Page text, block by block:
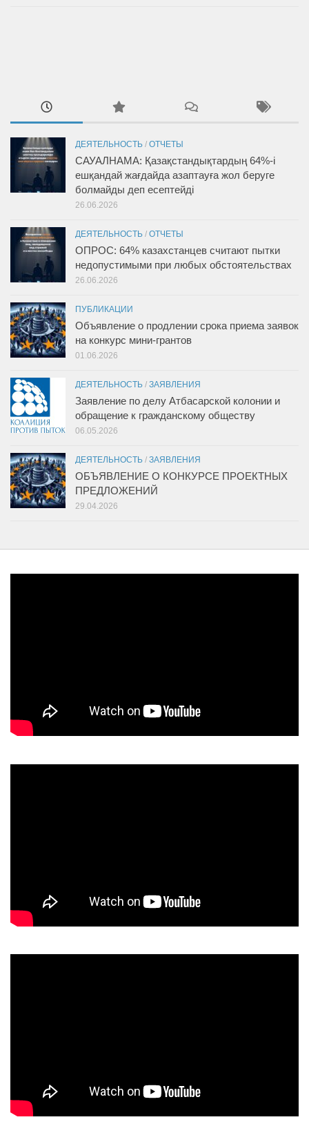
ДЕЯТЕЛЬНОСТЬ / ОТЧЕТЫ
САУАЛНАМА: Қазақстандықтардың 64%-і
ешқандай жағдайда азаптауға жол беруге
болмайды деп есептейді
26.06.2026
ДЕЯТЕЛЬНОСТЬ / ОТЧЕТЫ
ОПРОС: 64% казахстанцев считают пытки
недопустимыми при любых обстоятельствах
26.06.2026
ПУБЛИКАЦИИ
Объявление о продлении срока приема заявок
на конкурс мини-грантов
01.06.2026
ДЕЯТЕЛЬНОСТЬ / ЗАЯВЛЕНИЯ
Заявление по делу Атбасарской колонии и
обращение к гражданскому обществу
06.05.2026
ДЕЯТЕЛЬНОСТЬ / ЗАЯВЛЕНИЯ
ОБЪЯВЛЕНИЕ О КОНКУРСЕ ПРОЕКТНЫХ
ПРЕДЛОЖЕНИЙ
29.04.2026